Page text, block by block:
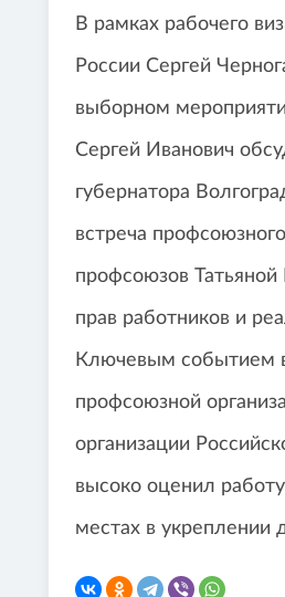
В рамках рабочего
России Сергей
выборном
Сергей Иванович
губернатора
встреча
профсоюзов
прав работников и
Ключевым событием
профсоюзной
организации
высоко оценил
местах в укреплении